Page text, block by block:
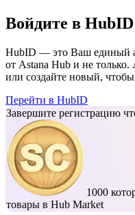
Войдите в HubID
HubID — это Ваш единый
от Astana Hub и не только.
или создайте новый,
Перейти в HubID
Завершите регистрацию
1000
товары в Hub Market